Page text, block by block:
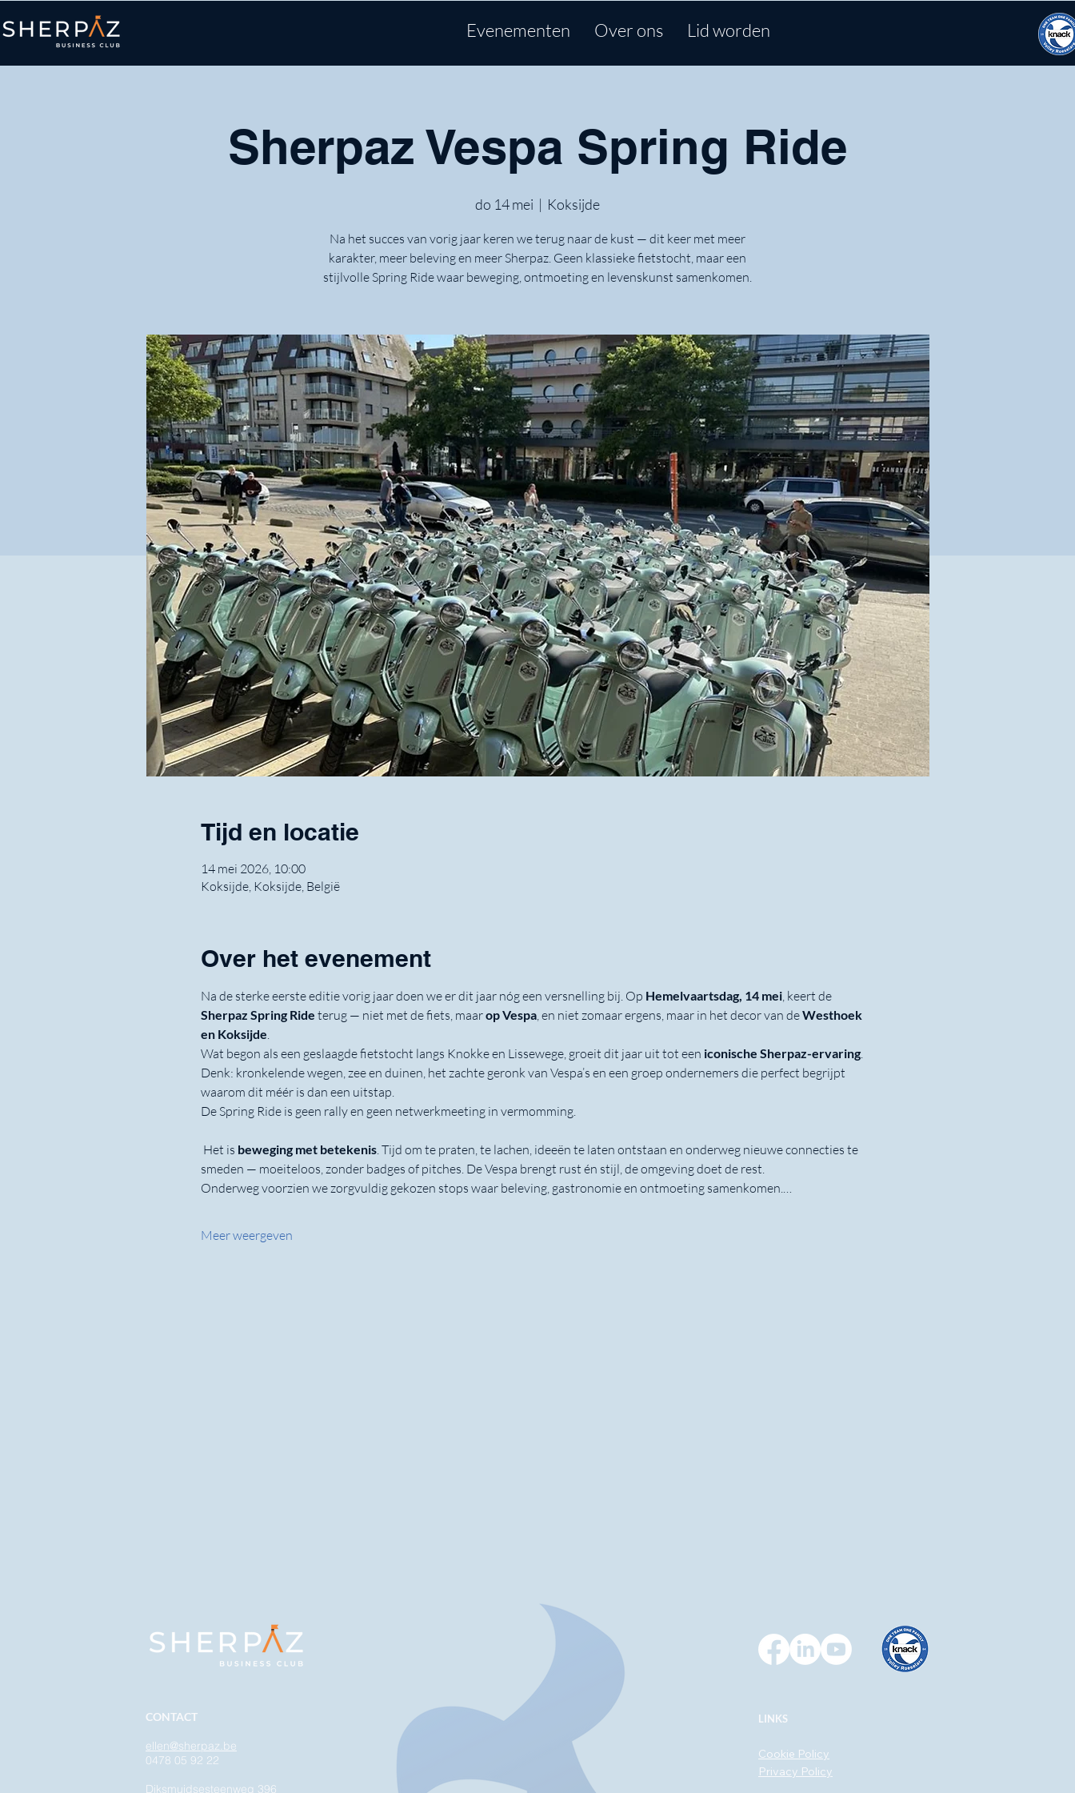
Evenementen Over ons Lid worden
Sherpaz Vespa Spring Ride
do 14 mei
  |
Koksijde
Na het succes van vorig jaar keren we terug naar de kust — dit keer met meer
karakter, meer beleving en meer Sherpaz. Geen klassieke fietstocht, maar een
stijlvolle Spring Ride waar beweging, ontmoeting en levenskunst samenkomen.
Tijd en locatie
14 mei 2026, 10:00
Koksijde, Koksijde, België
Over het evenement
Na de sterke eerste editie vorig jaar doen we er dit jaar nóg een versnelling bij. Op Hemelvaartsdag, 14 mei, keert de
Sherpaz Spring Ride terug — niet met de fiets, maar op Vespa, en niet zomaar ergens, maar in het decor van de Westhoek
en Koksijde.
Wat begon als een geslaagde fietstocht langs Knokke en Lissewege, groeit dit jaar uit tot een iconische Sherpaz-ervaring.
Denk: kronkelende wegen, zee en duinen, het zachte geronk van Vespa’s en een groep ondernemers die perfect begrijpt
waarom dit méér is dan een uitstap.
De Spring Ride is geen rally en geen netwerkmeeting in vermomming.
Het is beweging met betekenis. Tijd om te praten, te lachen, ideeën te laten ontstaan en onderweg nieuwe connecties te
smeden — moeiteloos, zonder badges of pitches. De Vespa brengt rust én stijl, de omgeving doet de rest.
Onderweg voorzien we zorgvuldig gekozen stops waar beleving, gastronomie en ontmoeting samenkomen.…
Meer weergeven
CONTACT
ellen@sherpaz.be
0478 05 92 22
Diksmuidsesteenweg 396
LINKS
Cookie Policy
Privacy Policy